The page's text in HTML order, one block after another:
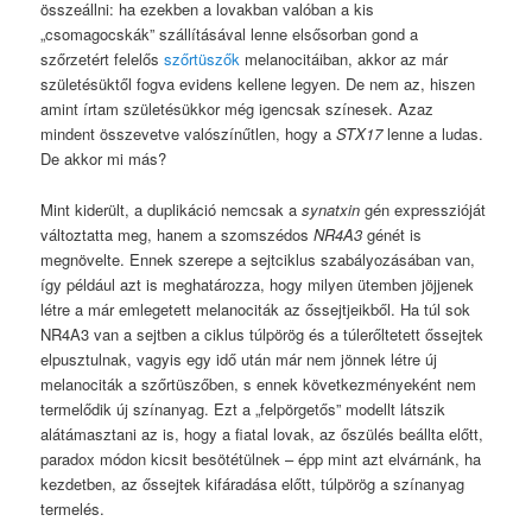
összeállni: ha ezekben a lovakban valóban a kis
„csomagocskák” szállításával lenne elsősorban gond a
szőrzetért felelősszőrtüszők melanocitáiban, akkor az már
születésüktől fogva evidens kellene legyen. De nem az, hiszen
amint írtam születésükkor még igencsak színesek. Azaz
mindent összevetve valószínűtlen, hogy aSTX17lenne a ludas.
De akkor mi más?
Mint kiderült, a duplikáció nemcsak asynatxin gén expresszióját
változtatta meg, hanem a szomszédosNR4A3 génét is
megnövelte. Ennek szerepe a sejtciklus szabályozásában van,
így például azt is meghatározza, hogy milyen ütemben jöjjenek
létre a már emlegetett melanociták az őssejtjeikből. Ha túl sok
NR4A3 van a sejtben a ciklus túlpörög és a túlerőltetett őssejtek
elpusztulnak, vagyis egy idő után már nem jönnek létre új
melanociták a szőrtüszőben, s ennek következményeként nem
termelődik új színanyag. Ezt a „felpörgetős” modellt látszik
alátámasztani az is, hogy a fiatal lovak, az őszülés beállta előtt,
paradox módon kicsit besötétülnek – épp mint azt elvárnánk, ha
kezdetben, az őssejtek kifáradása előtt, túlpörög a színanyag
termelés.